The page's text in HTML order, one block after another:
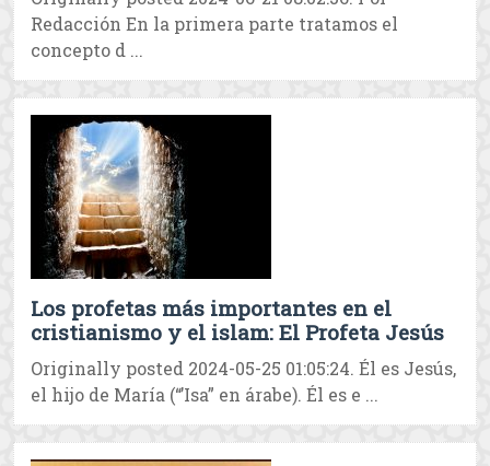
Redacción En la primera parte tratamos el
concepto d ...
Los profetas más importantes en el
cristianismo y el islam: El Profeta Jesús
Originally posted 2024-05-25 01:05:24. Él es Jesús,
el hijo de María (“’Isa” en árabe). Él es e ...